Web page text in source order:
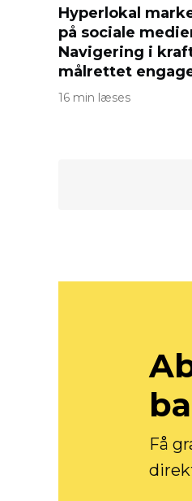
Hyperlokal
på sociale
Navigering i
målrettet
16 min læses
Få